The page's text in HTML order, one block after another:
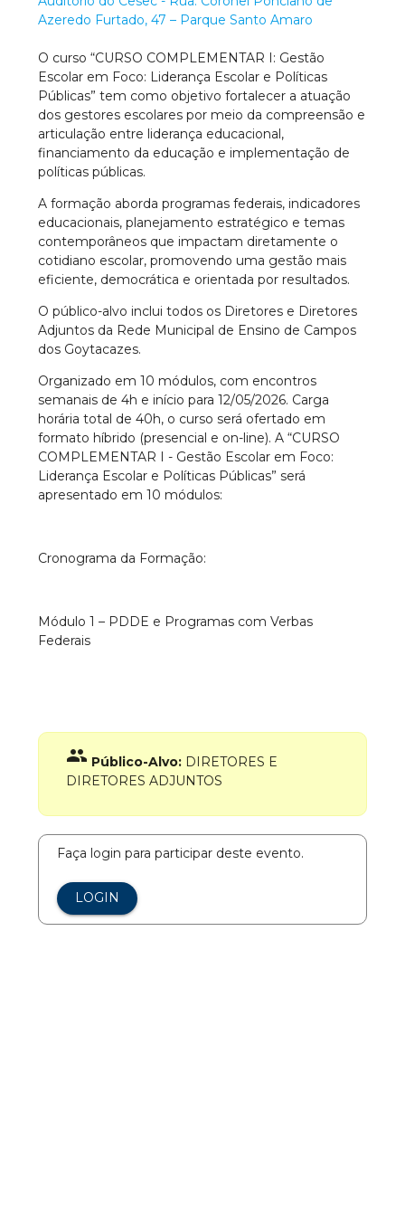
Azeredo Furtado, 47 – Parque Santo Amaro
O curso “CURSO COMPLEMENTAR I: Gestão
Escolar em Foco: Liderança Escolar e Políticas
Públicas” tem como objetivo fortalecer a atuação
dos gestores escolares por meio da compreensão e
articulação entre liderança educacional,
financiamento da educação e implementação de
políticas públicas.
A formação aborda programas federais, indicadores
educacionais, planejamento estratégico e temas
contemporâneos que impactam diretamente o
cotidiano escolar, promovendo uma gestão mais
eficiente, democrática e orientada por resultados.
O público-alvo inclui todos os Diretores e Diretores
Adjuntos da Rede Municipal de Ensino de Campos
dos Goytacazes.
Organizado em 10 módulos, com encontros
semanais de 4h e início para 12/05/2026. Carga
horária total de 40h, o curso será ofertado em
formato híbrido (presencial e on-line). A “CURSO
COMPLEMENTAR I - Gestão Escolar em Foco:
Liderança Escolar e Políticas Públicas” será
apresentado em 10 módulos:
Cronograma da Formação:
Módulo 1 – PDDE e Programas com Verbas
Federais
group Público-Alvo:DIRETORES E
DIRETORES ADJUNTOS
Faça login para participar deste evento.
LOGIN